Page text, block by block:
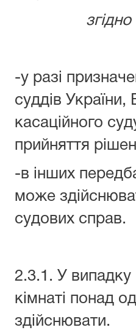
-у разі
суддів
касаційного
прийняття
-в інших
може
судових справ.
2.3.1. У випадку
кімнаті понад
здійснювати.